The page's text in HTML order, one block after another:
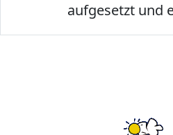
aufgesetzt und